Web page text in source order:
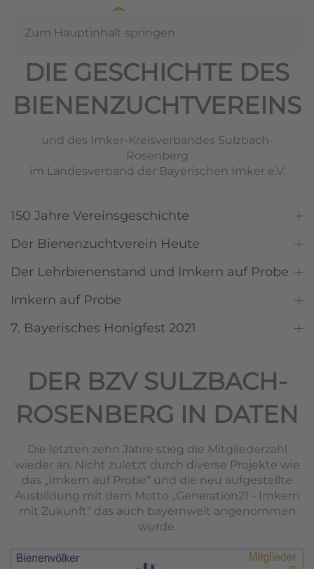
Zum Hauptinhalt springen
DIE GESCHICHTE DES
BIENENZUCHTVEREINS
und des Imker-Kreisverbandes Sulzbach-
Rosenberg
im Landesverband der Bayerischen Imker e.V.
150 Jahre Vereinsgeschichte
Der Bienenzuchtverein Heute
Der Lehrbienenstand und Imkern auf Probe
Imkern auf Probe
7. Bayerisches Honigfest 2021
DER BZV SULZBACH-
ROSENBERG IN DATEN
Die letzten zehn Jahre stieg die Mitgliederzahl
wieder an. Nicht zuletzt durch diverse Projekte wie
das „Imkern auf Probe“ und die neu aufgestellte
Ausbildung mit dem Motto „Generation21 - Imkern
mit Zukunft“ das auch bayernweit angenommen
wurde.